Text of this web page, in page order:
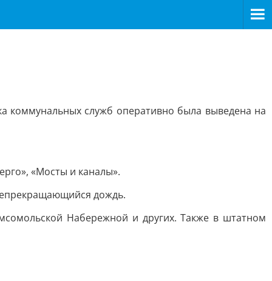
коммунальных служб оперативно была выведена на
«Мосты и каналы».
дождь.
Набережной и других. Также в штатном